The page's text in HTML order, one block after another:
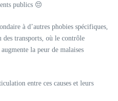
publics 😔
à d’autres phobies spécifiques,
transports, où le contrôle
la peur de malaises
entre ces causes et leurs